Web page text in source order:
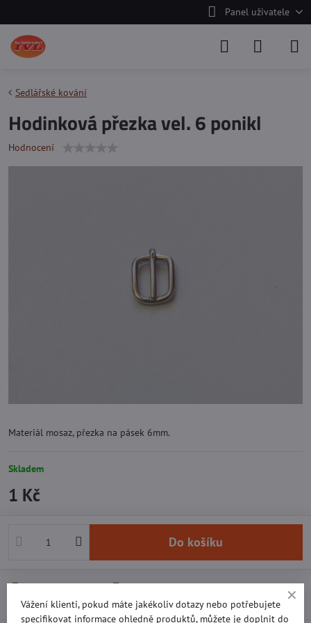
Panel uživatele
Sedlářské kování
Hodinková přezka vel. 6 ponikl
Hodnocení
Materiál mosaz, přezka na pásek 6mm.
Skladem
1 Kč
Do košíku
Přidat k Oblíbeným Doručení
Vážení klienti, pokud máte jakékoliv dotazy nebo potřebujete
specifikovat informace ohledně produktů, můžete je doplnit do